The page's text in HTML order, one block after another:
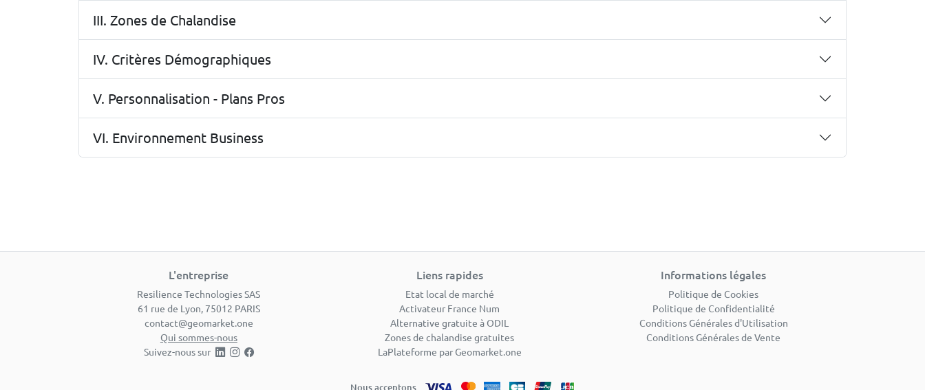
III. Zones de Chalandise
IV. Critères Démographiques
V. Personnalisation - Plans Pros
VI. Environnement Business
L'entreprise
Resilience Technologies SAS
61 rue de Lyon, 75012 PARIS
contact@geomarket.one
Qui sommes-nous
Suivez-nous sur
Liens rapides
Etat local de marché
Activateur France Num
Alternative gratuite à ODIL
Zones de chalandise gratuites
LaPlateforme par Geomarket.one
Informations légales
Politique de Cookies
Politique de Confidentialité
Conditions Générales d'Utilisation
Conditions Générales de Vente
Nous acceptons